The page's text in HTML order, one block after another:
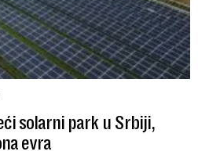
solarni park u Srbiji,
evra